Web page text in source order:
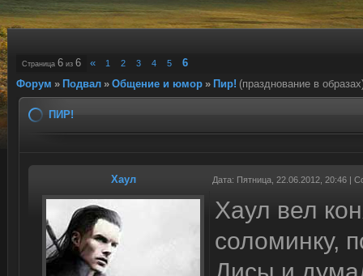
Страница 6 из 6 « 1 2 3 4 5
6
Форум » Подвал » Общение и юмор » Пир! (празднование в
ПИР!
Хаул Дата: Пятница, 22.06.2012, 20:46 |
Хаул вел
соломинку,